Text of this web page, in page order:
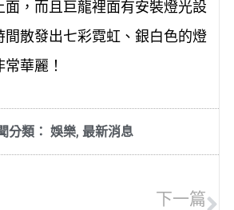
，而且巨龍裡面有安裝燈光設
間散發出七彩霓虹、銀白色的燈
華麗！
分類： 娛樂, 最新消息
下一篇